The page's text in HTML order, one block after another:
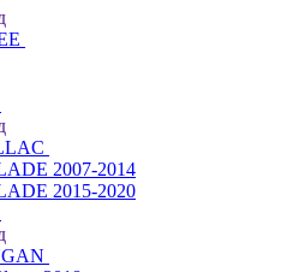
2007-2014
2015-2020